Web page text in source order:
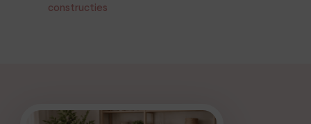
constructies